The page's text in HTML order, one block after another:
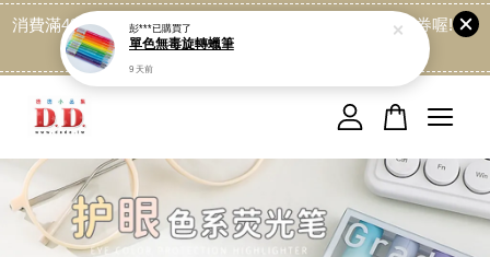
消費滿499免運喔, 記得加LINE:@dede168 領取專屬折扣券喔!
點我
您的購物車目前還是空的。
繼續購物
彭***已購買了
單色無毒旋轉蠟筆
9 天前